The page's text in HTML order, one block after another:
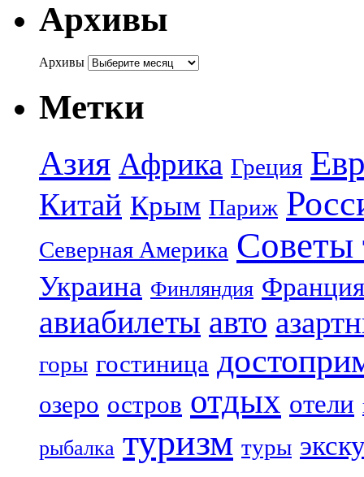
Архивы
Архивы
Метки
Азия Африка Греция
Китай Крым Париж
Северная Америка Советы
Украина Финляндия Франция
авиабилеты авто
горы гостиница
озеро остров отдых отели
рыбалка туризм туры